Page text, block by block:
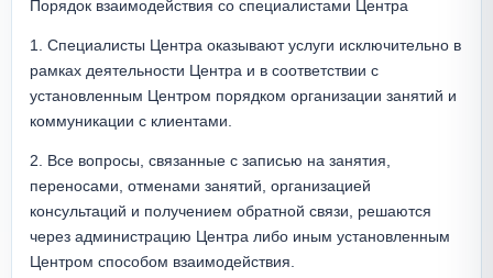
Порядок взаимодействия со специалистами Центра
1. Специалисты Центра оказывают услуги исключительно в
рамках деятельности Центра и в соответствии с
установленным Центром порядком организации занятий и
коммуникации с клиентами.
2. Все вопросы, связанные с записью на занятия,
переносами, отменами занятий, организацией
консультаций и получением обратной связи, решаются
через администрацию Центра либо иным установленным
Центром способом взаимодействия.